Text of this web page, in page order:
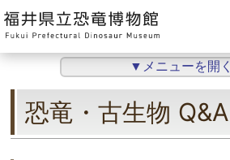
▼メニューを開く
恐竜・古生物 Q&A